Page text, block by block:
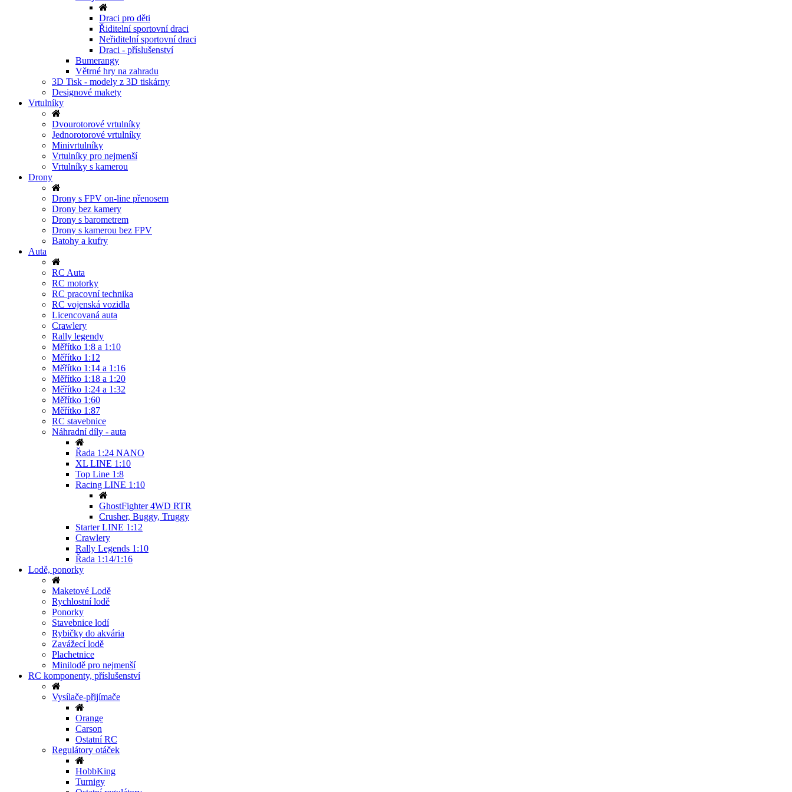
Draci pro děti
Řiditelní sportovní draci
Neřiditelní sportovní draci
Draci - příslušenství
Bumerangy
Větrné hry na zahradu
3D Tisk - modely z 3D tiskárny
Designové makety
Vrtulníky
Dvourotorové vrtulníky
Jednorotorové vrtulníky
Minivrtulníky
Vrtulníky pro nejmenší
Vrtulníky s kamerou
Drony
Drony s FPV on-line přenosem
Drony bez kamery
Drony s barometrem
Drony s kamerou bez FPV
Batohy a kufry
Auta
RC Auta
RC motorky
RC pracovní technika
RC vojenská vozidla
Licencovaná auta
Crawlery
Rally legendy
Měřítko 1:8 a 1:10
Měřítko 1:12
Měřítko 1:14 a 1:16
Měřítko 1:18 a 1:20
Měřítko 1:24 a 1:32
Měřítko 1:60
Měřítko 1:87
RC stavebnice
Náhradní díly - auta
Řada 1:24 NANO
XL LINE 1:10
Top Line 1:8
Racing LINE 1:10
GhostFighter 4WD RTR
Crusher, Buggy, Truggy
Starter LINE 1:12
Crawlery
Rally Legends 1:10
Řada 1:14/1:16
Lodě, ponorky
Maketové Lodě
Rychlostní lodě
Ponorky
Stavebnice lodí
Rybičky do akvária
Zavážecí lodě
Plachetnice
Minilodě pro nejmenší
RC komponenty, příslušenství
Vysílače-přijímače
Orange
Carson
Ostatní RC
Regulátory otáček
HobbKing
Turnigy